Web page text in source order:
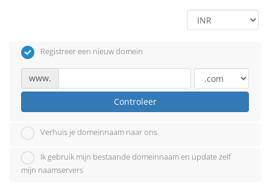
Registreer een nieuw domein
www.
Controleer
Verhuis je domeinnaam naar ons
Ik gebruik mijn bestaande domeinnaam en update zelf
mijn naamservers